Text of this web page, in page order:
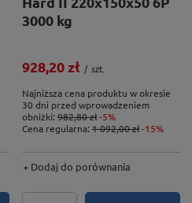
3000 kg
928,20 zł / szt.
Najniższa cena produktu w okresie
30 dni przed wprowadzeniem
obniżki: 982,80 zł-5%
Cena regularna: 1 092,00 zł-15%
+ Dodaj do porównania